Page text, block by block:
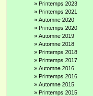
» Printemps 2023
» Printemps 2021
» Automne 2020
» Printemps 2020
» Automne 2019
» Automne 2018
» Printemps 2018
» Printemps 2017
» Automne 2016
» Printemps 2016
» Automne 2015
» Printemps 2015